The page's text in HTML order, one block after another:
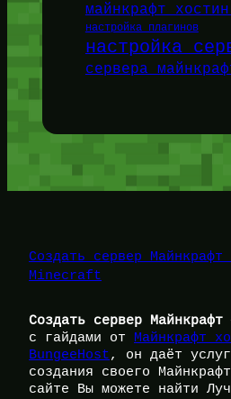
майнкрафт
настройка плагинов
настройка
сервера
Создать сервер
Minecraft
Создать сервер Майнкрафт
с гайдами от
Майнкрафт
BungeeHost, он даёт
создания своего
сайте Вы можете найти